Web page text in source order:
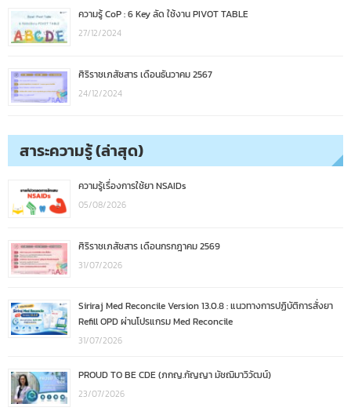
ความรู้ CoP : 6 Key ลัด ใช้งาน PIVOT TABLE
27/12/2024
ศิริราชเภสัชสาร เดือนธันวาคม 2567
24/12/2024
สาระความรู้ (ล่าสุด)
ความรู้เรื่องการใช้ยา NSAIDs
05/08/2026
ศิริราชเภสัชสาร เดือนกรกฎาคม 2569
31/07/2026
Siriraj Med Reconcile Version 13.0.8 : แนวทางการปฏิบัติการสั่งยา
Refill OPD ผ่านโปรแกรม Med Reconcile
31/07/2026
PROUD TO BE CDE (ภกญ.กัญญา มัชฌิมาวิวัฒน์)
23/07/2026